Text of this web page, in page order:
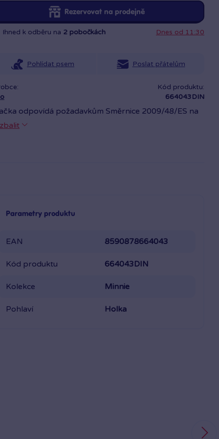
Rezervovat na prodejně
Ihned k odběru na 2 pobočkách Dnes od 11:30
Pohlídat psem Poslat přátelům
Kód produktu:
664043DIN
odpovídá požadavkům Směrnice 2009/48/ES na
hraček. Výrobek splňuje požadavky zákona
Parametry produktu
EAN 8590878664043
Kód produktu 664043DIN
Kolekce Minnie
Pohlaví Holka